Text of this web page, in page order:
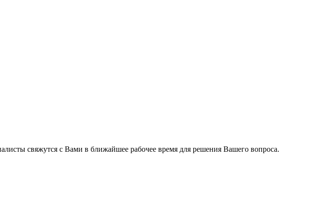
свяжутся с Вами в ближайшее рабочее время для решения Вашего вопроса.